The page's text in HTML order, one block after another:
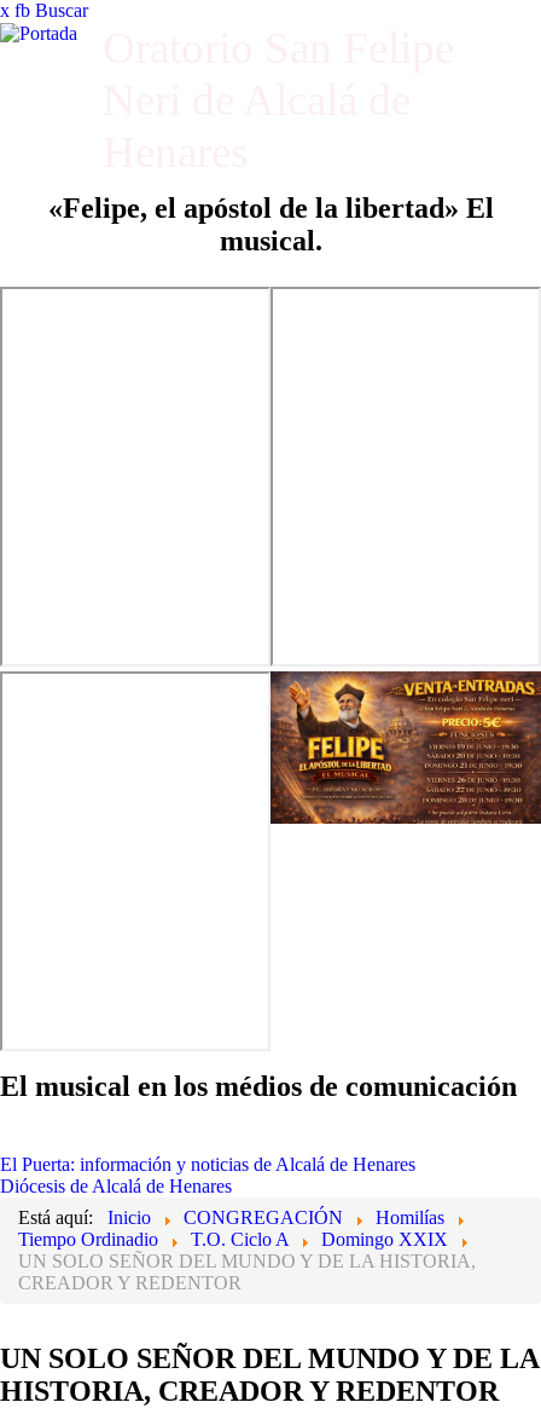
x fb Buscar
«Felipe, el apóstol de la libertad» El
musical.
El musical en los médios de comunicación
El Puerta: información y noticias de Alcalá de Henares
Diócesis de Alcalá de Henares
Está aquí:
Inicio CONGREGACIÓN
Homilías
Tiempo Ordinadio
T.O. Ciclo A
Domingo XXIX
UN SOLO SEÑOR DEL MUNDO Y DE LA HISTORIA,
CREADOR Y REDENTOR
UN SOLO SEÑOR DEL MUNDO Y DE LA
HISTORIA, CREADOR Y REDENTOR